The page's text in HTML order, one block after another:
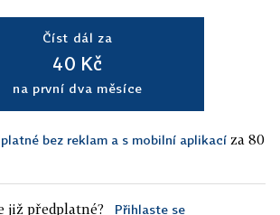
Číst dál za
40 Kč
na první dva měsíce
bez reklam a s mobilní aplikací za 80
již předplatné? Přihlaste se